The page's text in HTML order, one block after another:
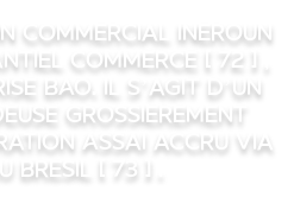
commercial ineroun
commerce [ 72 ] ,
BAO. Il s’agit d’un
grossierement
Assai accru via
Bresil [ 73 ] .